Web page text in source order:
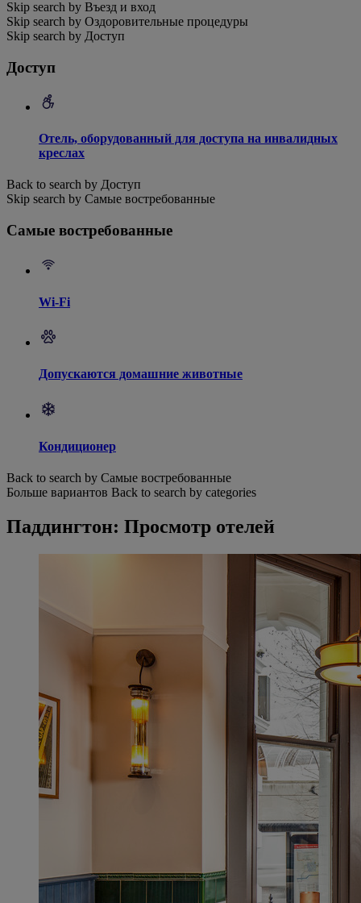
Skip search by Въезд и вход
Skip search by Оздоровительные процедуры
Skip search by Доступ
Доступ
Отель, оборудованный для доступа на инвалидных
креслах
Back to search by Доступ
Skip search by Самые востребованные
Самые востребованные
Wi-Fi
Допускаются домашние животные
Кондиционер
Back to search by Самые востребованные
Больше вариантов Back to search by categories
Паддингтон: Просмотр отелей